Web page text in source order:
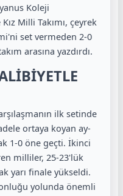
Koleji
Milli Takımı, çeyrek
set vermeden 2-0
arasına yazdırdı.
ilk setinde
ortaya koyan ay-
1-0 öne geçti. İkinci
milliler, 25-23'lük
yarı finale yükseldi.
yolunda önemli